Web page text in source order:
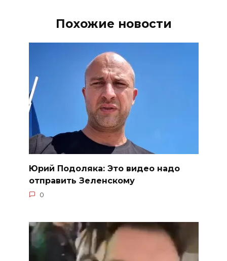
Похожие новости
Юрий Подоляка: Это видео надо
отправить Зеленскому
0